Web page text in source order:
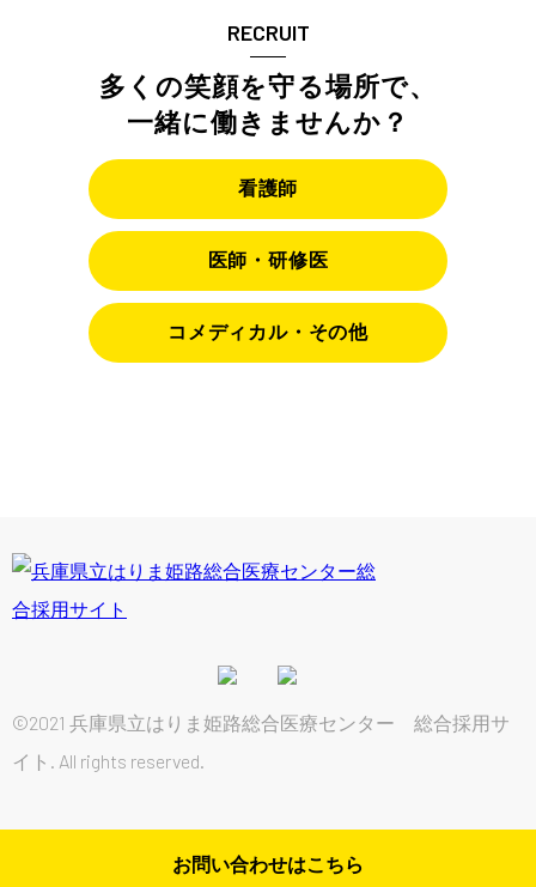
RECRUIT
多くの笑顔を守る場所で、
一緒に働きませんか？
看護師
医師・研修医
コメディカル・その他
©2021 兵庫県立はりま姫路総合医療センター 総合採用サ
イト. All rights reserved.
お問い合わせはこちら